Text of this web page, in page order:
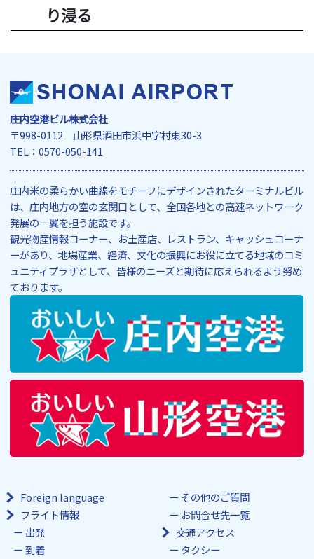
り浸る
庄内空港ビル株式会社
〒998-0112 山形県酒田市浜中字村東30-3
TEL：0570-050-141
庄内米の柔らかい曲線をモチーフにデザインされたターミナルビル
は、庄内地方の空の玄関口として、全国各地との高速ネットワーク
発展の一翼を担う施設です。
観光物産情報コーナー、お土産店、レストラン、キャッシュコーナ
ーがあり、地場産業、経済、文化の振興にお役に立てる地域のコミ
ュニティプラザとして、皆様のニーズと期待に応えられるよう努め
ております。
Foreign language
フライト情報
出発
到着
その他のご質問
お問合せ先一覧
交通アクセス
タクシー